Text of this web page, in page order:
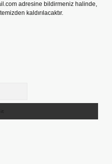
adresine bildirmeniz halinde,
kaldırılacaktır.